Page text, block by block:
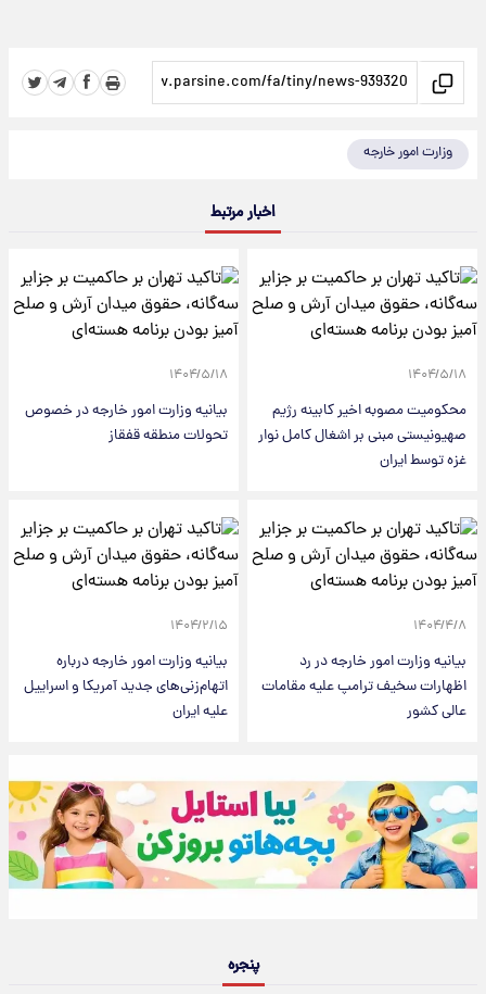
وزارت امور خارجه
اخبار مرتبط
۱۴۰۴/۵/۱۸
محکومیت مصوبه اخیر کابینه رژیم
صهیونیستی مبنی بر اشغال کامل نوار
غزه توسط ایران
۱۴۰۴/۵/۱۸
بیانیه وزارت امور خارجه در خصوص
تحولات منطقه قفقاز
۱۴۰۴/۴/۸
بیانیه وزارت امور خارجه در رد
اظهارات سخیف ترامپ علیه مقامات
عالی کشور
۱۴۰۴/۲/۱۵
بیانیه وزارت امور خارجه درباره
اتهام‌زنی‌های جدید آمریکا و اسراییل
علیه ایران
پنجره